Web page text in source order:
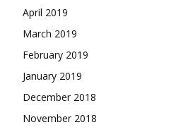
April 2019
March 2019
February 2019
January 2019
December 2018
November 2018